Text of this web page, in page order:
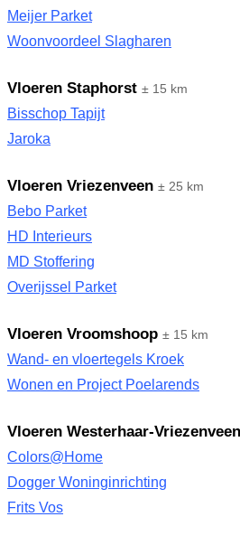
Meijer Parket
Woonvoordeel Slagharen
Vloeren Staphorst ± 15 km
Bisschop Tapijt
Jaroka
Vloeren Vriezenveen ± 25 km
Bebo Parket
HD Interieurs
MD Stoffering
Overijssel Parket
Vloeren Vroomshoop ± 15 km
Wand- en vloertegels Kroek
Wonen en Project Poelarends
Vloeren Westerhaar-
Colors@Home
Dogger Woninginrichting
Frits Vos